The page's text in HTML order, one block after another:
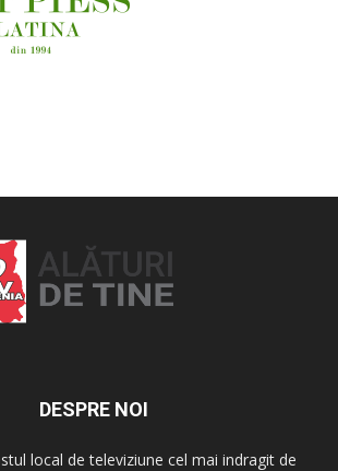
DESPRE NOI
local de televiziune cel mai indragit de